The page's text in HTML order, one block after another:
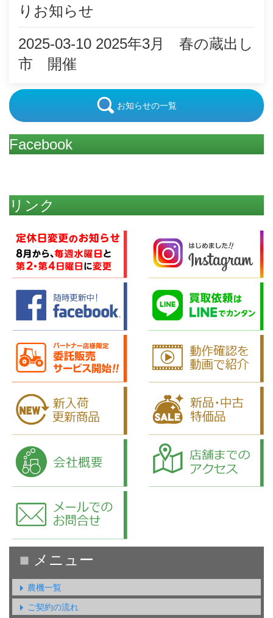
りお知らせ
2025-03-10 2025年3月 春の蔵出し
市 開催
お知らせの一覧
Facebook
リンク
農機一覧
ご契約の流れ